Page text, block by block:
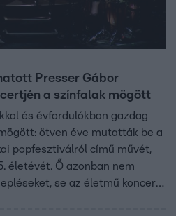
Presser Gábor
a színfalak mögött
és évfordulókban gazdag
ötven éve mutatták be a
popfesztiválról című művét,
életévét. Ő azonban nem
se az életmű koncert